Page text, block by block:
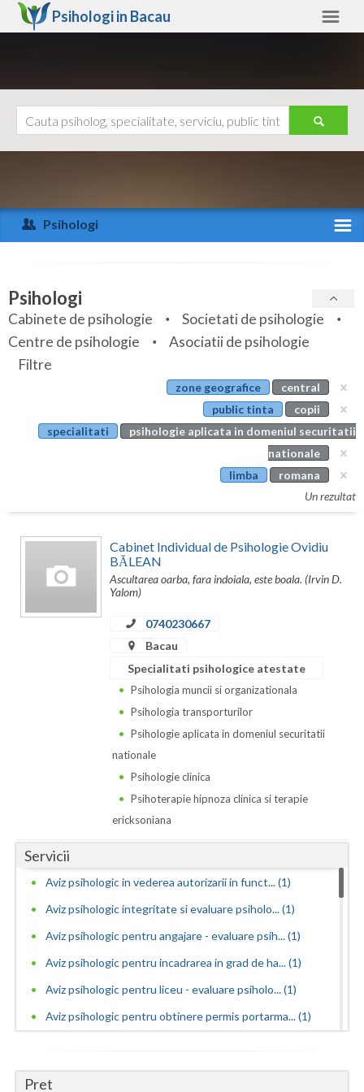
Psihologi in Bacau
Arad
Arges
Bihor
Bistrita-Nasaud
Botosani
Brasov
Calarasi
Caras-Severin
Harghita
Iasi
Ilfov
Maramures
Mures
Ajutor
Psihologi
Specialitati
Servicii
Articole
Cabinet
Psihologi
Cabinete de psihologie
Societati de psihologie
Centre de psihologie
Asociatii de psihologie
Filtre
zone geografice
central
public tinta
copii
specialitati
psihologie aplicata in domeniul securitatii
nationale
limba
romana
Un rezultat
Cabinet Individual de Psihologie Ovidiu
BĂLEAN
Ascultarea oarba, fara indoiala, este boala. (Irvin D.
Yalom)
0740230667
Bacau
Specialitati psihologice atestate
Psihologia muncii si organizationala
Psihologia transporturilor
Psihologie aplicata in domeniul securitatii
nationale
Psihologie clinica
Psihoterapie hipnoza clinica si terapie
ericksoniana
Servicii
Aviz psihologic in vederea autorizarii in funct... (1)
Aviz psihologic integritate si evaluare psiholo... (1)
Aviz psihologic pentru angajare - evaluare psih... (1)
Aviz psihologic pentru incadrarea in grad de ha... (1)
Aviz psihologic pentru liceu - evaluare psiholo... (1)
Aviz psihologic pentru obtinere permis portarma... (1)
Aviz psihologic pentru ocuparea functiilor publ... (1)
Pret